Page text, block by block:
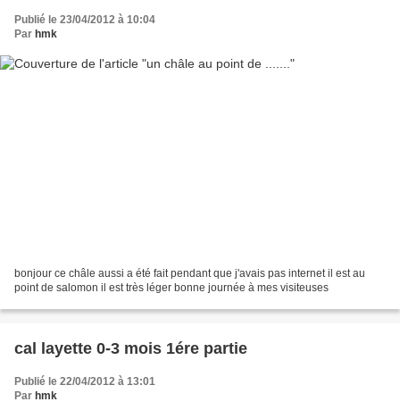
Publié le 23/04/2012 à 10:04
Par hmk
bonjour ce châle aussi a été fait pendant que j'avais pas internet il est au
point de salomon il est très léger bonne journée à mes visiteuses
cal layette 0-3 mois 1ére partie
Publié le 22/04/2012 à 13:01
Par hmk